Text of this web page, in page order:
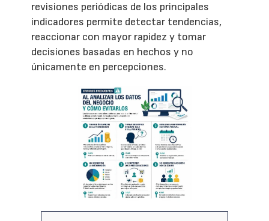
revisiones periódicas de los principales
indicadores permite detectar tendencias,
reaccionar con mayor rapidez y tomar
decisiones basadas en hechos y no
únicamente en percepciones.